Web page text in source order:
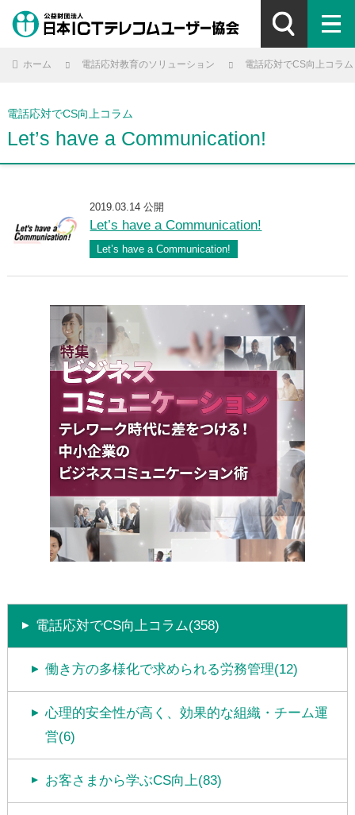
ホーム 電話応対教育のソリューション 電話応対でCS向上コラム
電話応対でCS向上コラム
Let’s have a Communication!
2019.03.14 公開
Let’s have a Communication!
Let’s have a Communication!
電話応対でCS向上コラム(358)
働き方の多様化で求められる労務管理(12)
心理的安全性が高く、効果的な組織・チーム運
営(6)
お客さまから学ぶCS向上(83)